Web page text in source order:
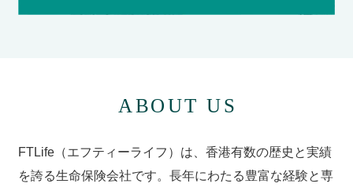
FTLife（エフティーライフ）は、香港有数の歴史と実績
を誇る生命保険会社です。長年にわたる豊富な経験と専